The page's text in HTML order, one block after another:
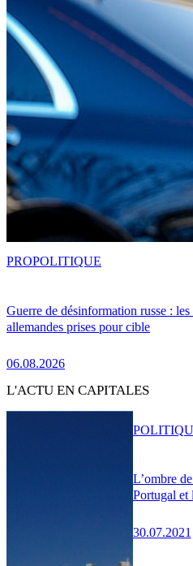
Guerre de désinformation russe :
allemandes prises pour cible
06.08.2026
PROPOLITIQUE
L'ACTU EN CAPITALES
L’ombre
Portugal et
30.07.2021